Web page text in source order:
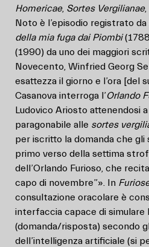
Homericae, Sortes Vergilianae,
Noto è l’episodio registrato da
della mia fuga dai Piombi
(1990) da uno dei maggiori
Novecento, Winfried Georg
esattezza il giorno e l’ora [del
Casanova interroga l’Orlando
Ludovico Ariosto attenendosi
paragonabile alle sortes
per iscritto la domanda che gli
primo verso della settima
dell’Orlando Furioso, che
capo di novembre”». In
consultazione oracolare è
interfaccia capace di simulare
(domanda/risposta) secondo
dell’intelligenza artificiale (si